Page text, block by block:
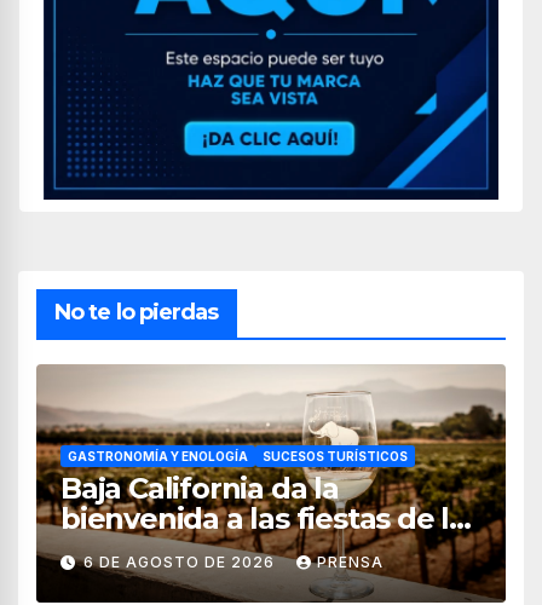
No te lo pierdas
GASTRONOMÍA Y ENOLOGÍA SUCESOS TURÍSTICOS
Baja California da la
bienvenida a las fiestas de la
vendimia 2026
6 DE AGOSTO DE 2026 PRENSA